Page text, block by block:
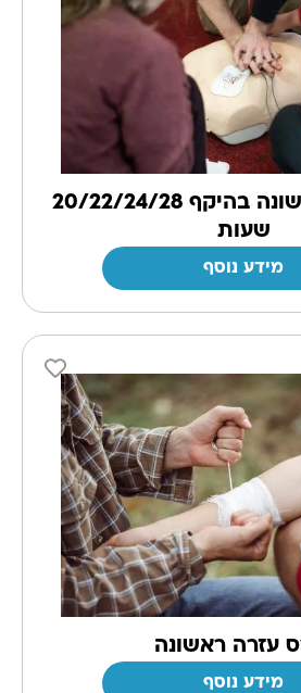
קורס עזרה ראשונה בהיקף 20/22/24/28
שעות
מידע נוסף
עזרה ראשונה
מידע נוסף